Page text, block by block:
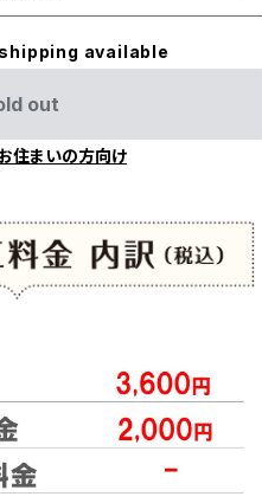
available
out
住まいの方向け